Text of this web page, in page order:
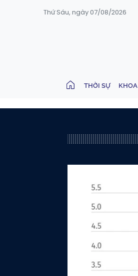
Thứ Sáu, ngày 07/08/2026
THỜI SỰ